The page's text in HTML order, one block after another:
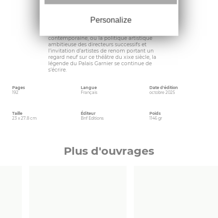
somptueux de l’ère Liebermann, la première
contemporaine, ou la politique artistique
ambitieuse des directeurs successifs et
l’invitation d’artistes de renom portant un
regard neuf sur ce théâtre du xixe siècle, la
légende du Palais Garnier se continue de
s’écrire.
Pages
192
Langue
Français
Date d'édition
octobre 2025
Taille
23 x 27.8 cm
Éditeur
Bnf Editions
Poids
1146 gr
Plus d'ouvrages
Personalize